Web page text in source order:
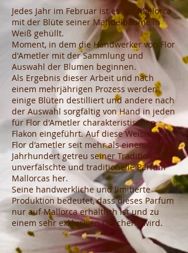
Jedes Jahr im Februar ist es auf Mallorca
mit der Blüte seiner Mandelbäume in
Weiß gehüllt.
Moment, in dem die Handwerker von Flor
d'Ametler mit der Sammlung und
Auswahl der Blumen beginnen.
Als Ergebnis dieser Arbeit und nach
einem mehrjährigen Prozess werden
einige Blüten destilliert und andere nach
der Auswahl sorgfältig von Hand in jeden
für Flor d'Ametler charakteristischen
Flakon eingeführt. Auf diese Weise stellt
Flor d'ametler seit mehr als einem halben
Jahrhundert getreu seiner Tradition das
unverfälschte und traditionelle Parfum
Mallorcas her.
Seine handwerkliche und limitierte
Produktion bedeutet, dass dieses Parfum
nur auf Mallorca erhältlich ist und zu
einem sehr exklusiven Geschenk wird.